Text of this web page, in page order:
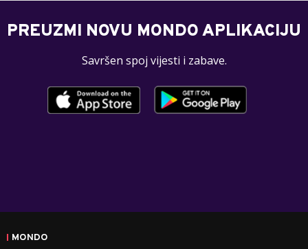
PREUZMI NOVU MONDO APLIKACIJU
Savršen spoj vijesti i zabave.
MONDO